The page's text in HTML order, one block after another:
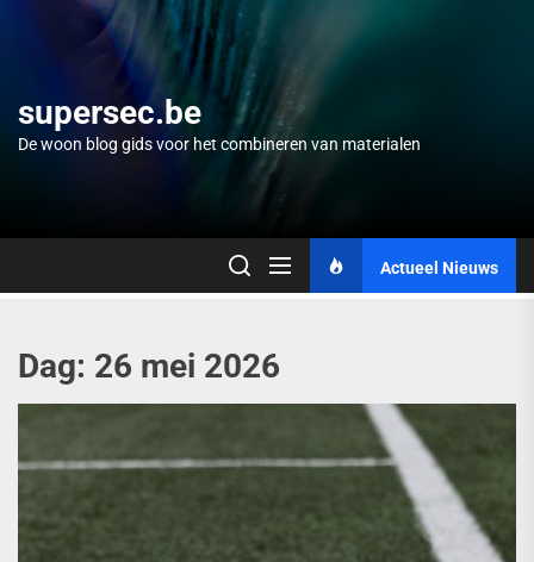
supersec.be
De woon blog gids voor het combineren van materialen
Actueel Nieuws
Dag: 26 mei 2026